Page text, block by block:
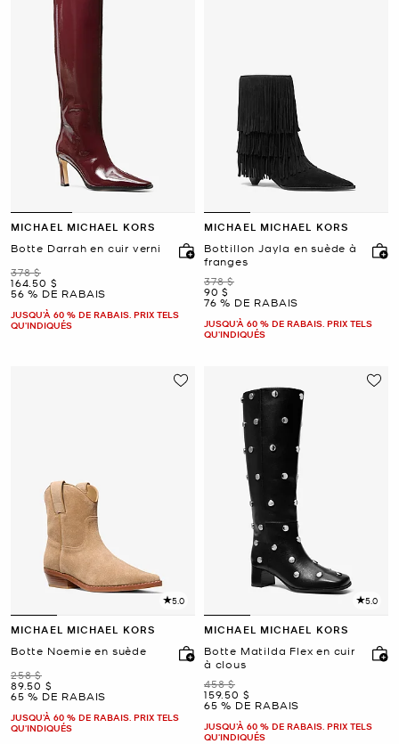
MICHAEL MICHAEL KORS
Botte Darrah en cuir verni
était
378 $
maintenant
164.50 $
56 % DE RABAIS
JUSQU’À 60 % DE RABAIS. PRIX TELS
QU'INDIQUÉS
MICHAEL MICHAEL KORS
Bottillon Jayla en suède à
franges
était
378 $
maintenant
90 $
76 % DE RABAIS
JUSQU’À 60 % DE RABAIS. PRIX TELS
QU'INDIQUÉS
5.0
MICHAEL MICHAEL KORS
Botte Noemie en suède
était
258 $
maintenant
89.50 $
65 % DE RABAIS
JUSQU’À 60 % DE RABAIS. PRIX TELS
QU'INDIQUÉS
5.0
MICHAEL MICHAEL KORS
Botte Matilda Flex en cuir
à clous
était
458 $
maintenant
159.50 $
65 % DE RABAIS
JUSQU’À 60 % DE RABAIS. PRIX TELS
QU'INDIQUÉS